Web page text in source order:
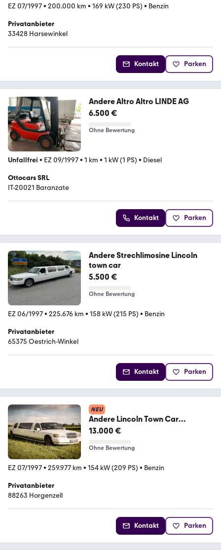
EZ 07/1997• 200.000 km • 169 kW (230 PS) • Benzin
Privatanbieter
33428 Harsewinkel
Kontakt Parken
Andere Altro Altro LINDE AG
6.500 €
Ohne Bewertung
Unfallfrei • EZ 09/1997• 1 km • 1 kW (1 PS) • Diesel
Ottocars SRL
IT-20021 Baranzate
Kontakt Parken
Andere Strechlimosine Lincoln
town car
5.500 €
Ohne Bewertung
EZ 06/1997• 225.676 km • 158 kW (215 PS) • Benzin
Privatanbieter
65375 Oestrich-Winkel
Kontakt Parken
NEU
Andere Lincoln Town Car
Stretchlimousine
13.000 €
Ohne Bewertung
EZ 07/1997• 259.977 km • 154 kW (209 PS) • Benzin
Privatanbieter
88263 Horgenzell
Kontakt Parken